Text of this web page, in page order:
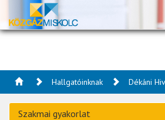
Hallgatóinknak Dékáni
Szakmai gyakorlat